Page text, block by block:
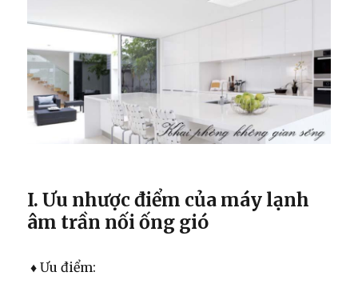
I. Ưu nhược điểm của máy lạnh
âm trần nối ống gió
♦ Ưu điểm: